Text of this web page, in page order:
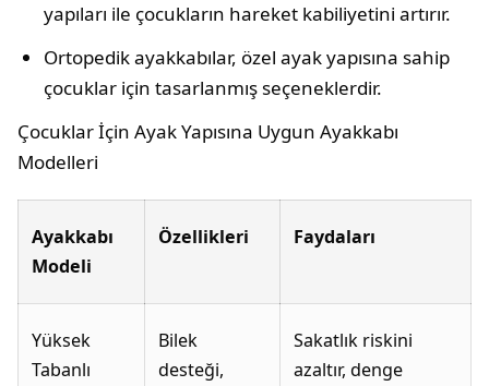
yapıları ile çocukların hareket kabiliyetini artırır.
Ortopedik ayakkabılar, özel ayak yapısına sahip
çocuklar için tasarlanmış seçeneklerdir.
Çocuklar İçin Ayak Yapısına Uygun Ayakkabı
Modelleri
Ayakkabı
Modeli
Özellikleri Faydaları
Yüksek
Tabanlı
Bilek
desteği,
Sakatlık riskini
azaltır, denge